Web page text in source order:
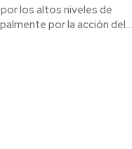
los altos niveles de
por la acción del...